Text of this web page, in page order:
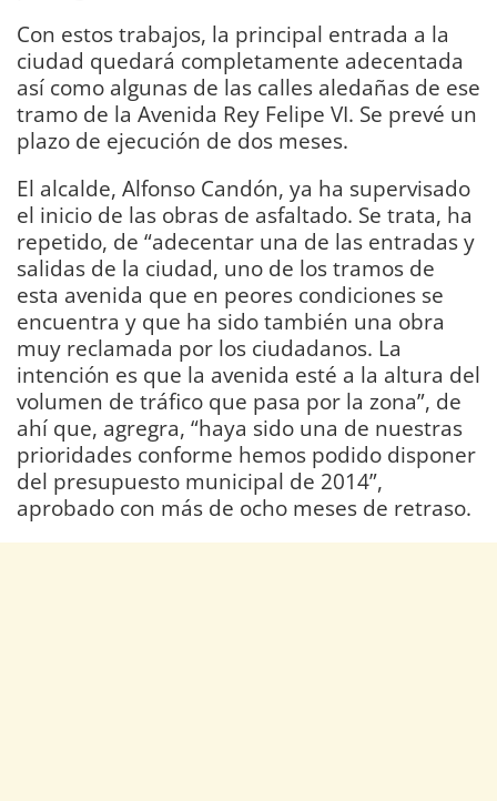
Con estos trabajos, la principal entrada a la
ciudad quedará completamente adecentada
así como algunas de las calles aledañas de ese
tramo de la Avenida Rey Felipe VI. Se prevé un
plazo de ejecución de dos meses.
El alcalde, Alfonso Candón, ya ha supervisado
el inicio de las obras de asfaltado. Se trata, ha
repetido, de “adecentar una de las entradas y
salidas de la ciudad, uno de los tramos de
esta avenida que en peores condiciones se
encuentra y que ha sido también una obra
muy reclamada por los ciudadanos. La
intención es que la avenida esté a la altura del
volumen de tráfico que pasa por la zona”, de
ahí que, agregra, “haya sido una de nuestras
prioridades conforme hemos podido disponer
del presupuesto municipal de 2014”,
aprobado con más de ocho meses de retraso.